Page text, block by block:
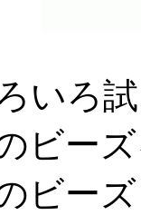
いろ
ビー
ビー